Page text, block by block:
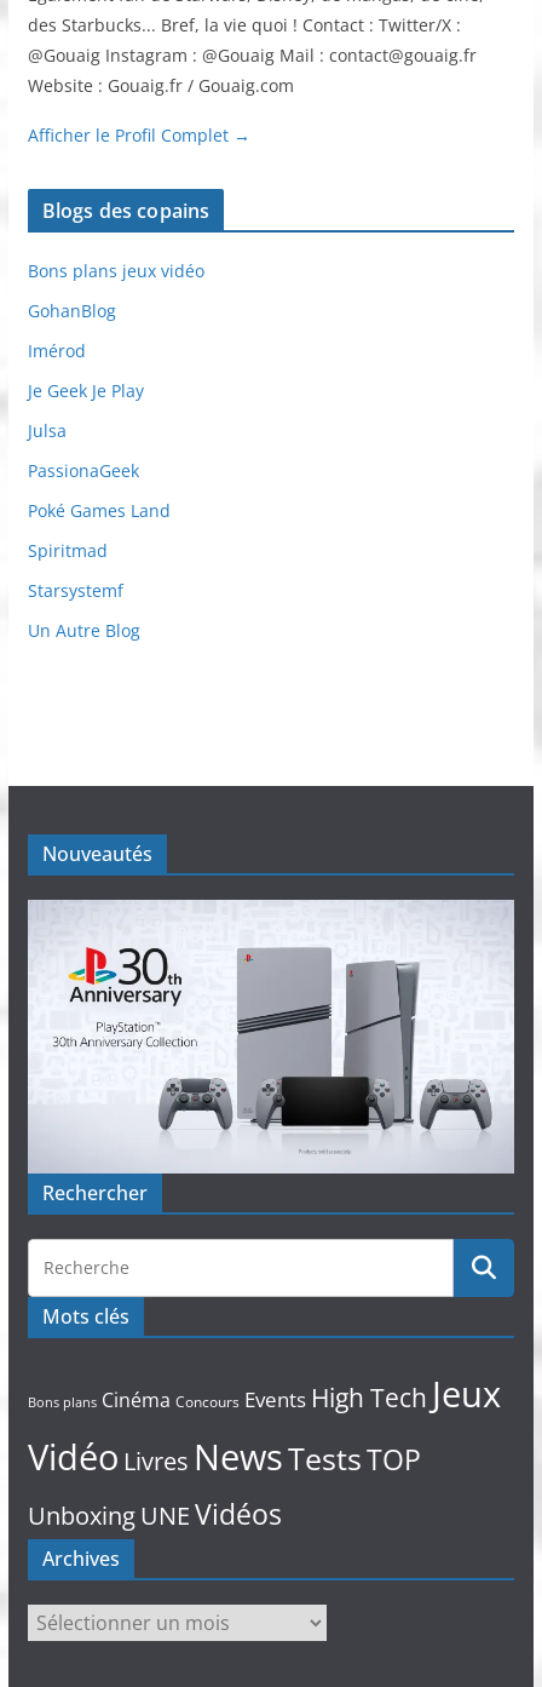
des Starbucks... Bref, la vie quoi ! Contact : Twitter/X :
@Gouaig Instagram : @Gouaig Mail : contact@gouaig.fr
Website : Gouaig.fr / Gouaig.com
Afficher le Profil Complet →
Blogs des copains
Bons plans jeux vidéo
GohanBlog
Imérod
Je Geek Je Play
Julsa
PassionaGeek
Poké Games Land
Spiritmad
Starsystemf
Un Autre Blog
Nouveautés
Rechercher
Mots clés
Bons plans Cinéma Concours Events High Tech Jeux
Vidéo Livres NewsTestsTOP
UnboxingUNEVidéos
Archives
Archives